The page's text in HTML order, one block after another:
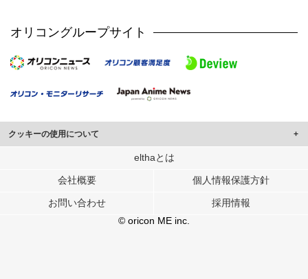
オリコングループサイト
クッキーの使用について
このサイトでは Cookie を使用して、ユーザーに合わせたコンテンツや広告の
行っています。
メディアや広告配信、データ解析の各パートナーに提供しています。
各パートナーは、この情報とユーザーが各パートナーに提供した他の情報や、
ユーザーが各パートナーのサービスを使用したときに収集した他の情報を組み
elthaとは
会社概要 個人情報保護方針
お問い合わせ
採用情報
© oricon ME inc.